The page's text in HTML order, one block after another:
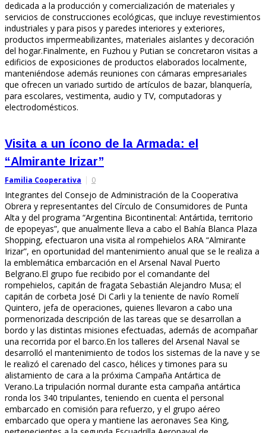
dedicada a la producción y comercialización de materiales y
servicios de construcciones ecológicas, que incluye revestimientos
industriales y para pisos y paredes interiores y exteriores,
productos impermeabilizantes, materiales aislantes y decoración
del hogar.Finalmente, en Fuzhou y Putian se concretaron visitas a
edificios de exposiciones de productos elaborados localmente,
manteniéndose además reuniones con cámaras empresariales
que ofrecen un variado surtido de artículos de bazar, blanquería,
para escolares, vestimenta, audio y TV, computadoras y
electrodomésticos.
Visita a un ícono de la Armada: el
“Almirante Irizar”
Familia Cooperativa 0
Integrantes del Consejo de Administración de la Cooperativa
Obrera y representantes del Círculo de Consumidores de Punta
Alta y del programa “Argentina Bicontinental: Antártida, territorio
de epopeyas”, que anualmente lleva a cabo el Bahía Blanca Plaza
Shopping, efectuaron una visita al rompehielos ARA “Almirante
Irizar”, en oportunidad del mantenimiento anual que se le realiza a
la emblemática embarcación en el Arsenal Naval Puerto
Belgrano.El grupo fue recibido por el comandante del
rompehielos, capitán de fragata Sebastián Alejandro Musa; el
capitán de corbeta José Di Carli y la teniente de navío Romelí
Quintero, jefa de operaciones, quienes llevaron a cabo una
pormenorizada descripción de las tareas que se desarrollan a
bordo y las distintas misiones efectuadas, además de acompañar
una recorrida por el barco.En los talleres del Arsenal Naval se
desarrolló el mantenimiento de todos los sistemas de la nave y se
le realizó el carenado del casco, hélices y timones para su
alistamiento de cara a la próxima Campaña Antártica de
Verano.La tripulación normal durante esta campaña antártica
ronda los 340 tripulantes, teniendo en cuenta el personal
embarcado en comisión para refuerzo, y el grupo aéreo
embarcado que opera y mantiene las aeronaves Sea King,